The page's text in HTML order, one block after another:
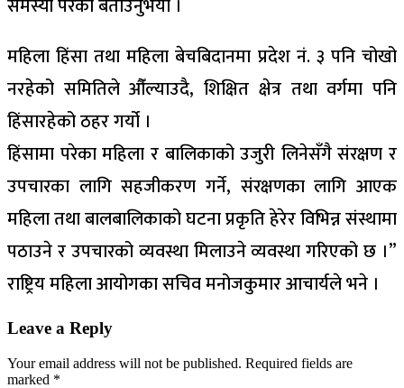
समस्या परेको बताउनुभयो ।
महिला हिंसा तथा महिला बेचबिदानमा प्रदेश नं. ३ पनि चोखो
नरहेको समितिले औँल्याउदै, शिक्षित क्षेत्र तथा वर्गमा पनि
हिंसारहेको ठहर गर्यो ।
हिंसामा परेका महिला र बालिकाको उजुरी लिनेसँगै संरक्षण र
उपचारका लागि सहजीकरण गर्ने, संरक्षणका लागि आएक
महिला तथा बालबालिकाको घटना प्रकृति हेरेर विभिन्न संस्थामा
पठाउने र उपचारको व्यवस्था मिलाउने व्यवस्था गरिएको छ ।”
राष्ट्रिय महिला आयोगका सचिव मनोजकुमार आचार्यले भने ।
Leave a Reply
Your email address will not be published. Required fields are
marked *